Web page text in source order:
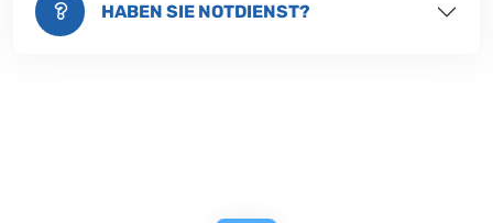
HABEN SIE NOTDIENST?